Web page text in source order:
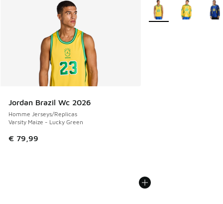
Jordan Brazil Wc 2026
Homme Jerseys/Replicas
Varsity Maize - Lucky Green
€ 79,99
Plus de couleurs